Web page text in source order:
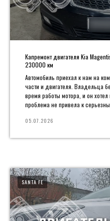
Капремонт двигателя Kia
230000 км
Автомобиль приехал к нам на
части и двигателя. Владельца
время работы мотора, и он
проблема не привела к
05.07.2026
SANTA FE